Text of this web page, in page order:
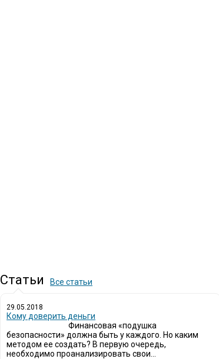
Статьи Все статьи
29.05.2018
Кому доверить деньги
Финансовая «подушка
безопасности» должна быть у каждого. Но каким
методом ее создать? В первую очередь,
необходимо проанализировать свои...